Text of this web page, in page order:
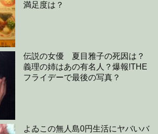
満足度は？
伝説の女優 夏目雅子の死因は？
義理の姉はあの有名人？爆報!THE
フライデーで最後の写真？
よゐこの無人島0円生活にヤバいバ